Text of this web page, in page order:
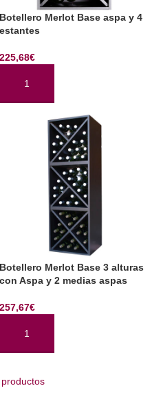
Botellero Merlot Base aspa y 4
estantes
225,68€
AÑADIR AL CARRITO
Botellero Merlot Base 3 alturas
con Aspa y 2 medias aspas
257,67€
AÑADIR AL CARRITO